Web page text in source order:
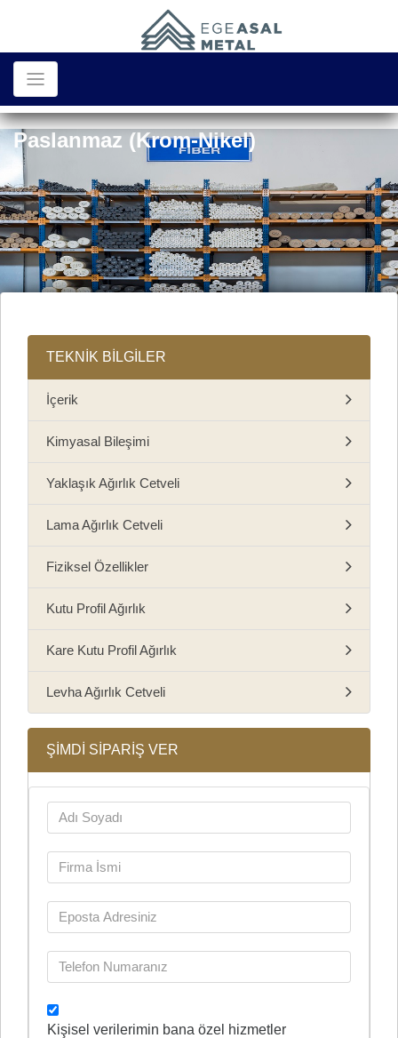
Paslanmaz (Krom-Nikel)
TEKNİK BİLGİLER
İçerik
Kimyasal Bileşimi
Yaklaşık Ağırlık Cetveli
Lama Ağırlık Cetveli
Fiziksel Özellikler
Kutu Profil Ağırlık
Kare Kutu Profil Ağırlık
Levha Ağırlık Cetveli
ŞİMDİ SİPARİŞ VER
Kişisel verilerimin bana özel hizmetler